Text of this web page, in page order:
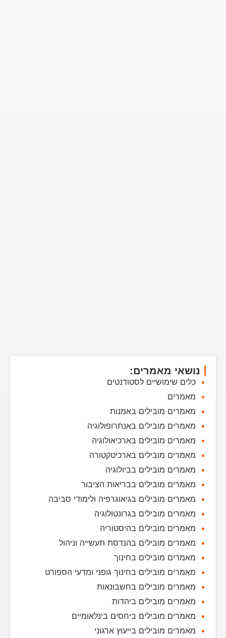
נושאי מאמרים:
כלים שימושיים לסטודנטים
מאמרים
מאמרים מובילים באמנות
מאמרים מובילים באנתרופולוגיה
מאמרים מובילים בארכיאולוגיה
מאמרים מובילים בארכיטקטורה
מאמרים מובילים בביולוגיה
מאמרים מובילים בבריאות הציבור
מאמרים מובילים בגיאוגרפיה ולימודי סביבה
מאמרים מובילים בגרונטולוגיה
מאמרים מובילים בהיסטוריה
מאמרים מובילים בהנדסת תעשייה וניהול
מאמרים מובילים בחינוך
מאמרים מובילים בחינוך גופני ומדעי הספורט
מאמרים מובילים בחשבונאות
מאמרים מובילים ביהדות
מאמרים מובילים ביחסים בינלאומיים
מאמרים מובילים בייעוץ ארגוני